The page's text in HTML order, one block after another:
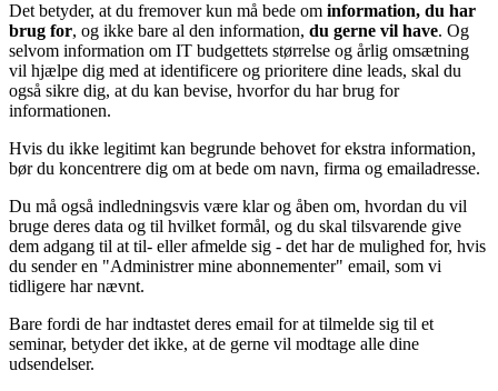
Det betyder, at du fremover kun må bede om information, du har
brug for, og ikke bare al den information, du gerne vil have. Og
selvom information om IT budgettets størrelse og årlig omsætning
vil hjælpe dig med at identificere og prioritere dine leads, skal du
også sikre dig, at du kan bevise, hvorfor du har brug for
informationen.
Hvis du ikke legitimt kan begrunde behovet for ekstra information,
bør du koncentrere dig om at bede om navn, firma og emailadresse.
Du må også indledningsvis være klar og åben om, hvordan du vil
bruge deres data og til hvilket formål, og du skal tilsvarende give
dem adgang til at til- eller afmelde sig - det har de mulighed for, hvis
du sender en "Administrer mine abonnementer" email, som vi
tidligere har nævnt.
Bare fordi de har indtastet deres email for at tilmelde sig til et
seminar, betyder det ikke, at de gerne vil modtage alle dine
udsendelser.